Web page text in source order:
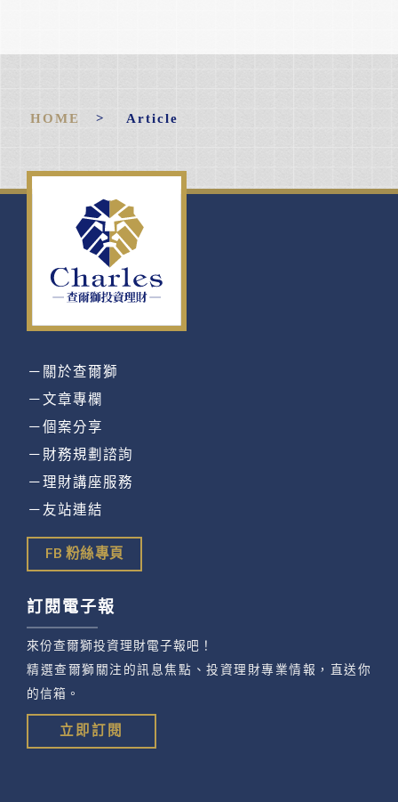
HOME > Article
－關於查爾獅
－文章專欄
－個案分享
－財務規劃諮詢
－理財講座服務
－友站連結
FB 粉絲專頁
訂閱電子報
來份查爾獅投資理財電子報吧！
精選查爾獅關注的訊息焦點、投資理財專業情報，直送你
的信箱。
立即訂閱